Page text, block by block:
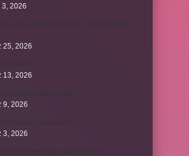
3, 2026
25, 2026
13, 2026
9, 2026
3, 2026